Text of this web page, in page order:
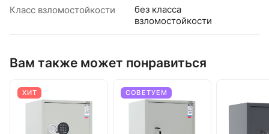
Класс взломостойкости
без класса
взломостойкости
Вам также может понравиться
ХИТ СОВЕТУЕМ